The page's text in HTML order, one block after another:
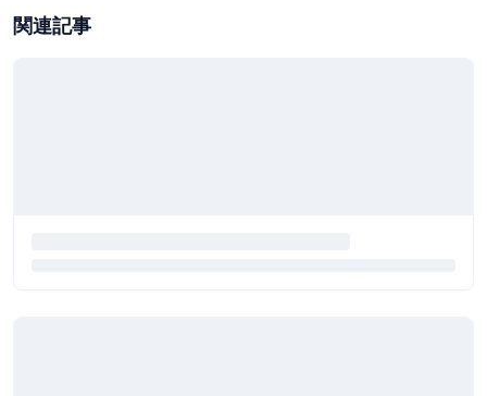
関連記事